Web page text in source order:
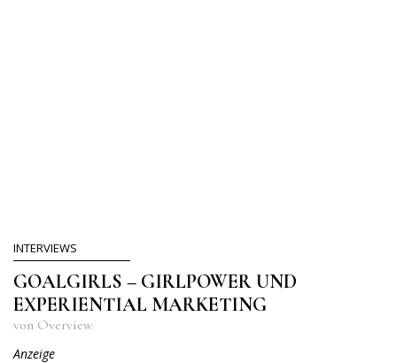
INTERVIEWS
GOALGIRLS – GIRLPOWER UND
EXPERIENTIAL MARKETING
von Overview
Anzeige